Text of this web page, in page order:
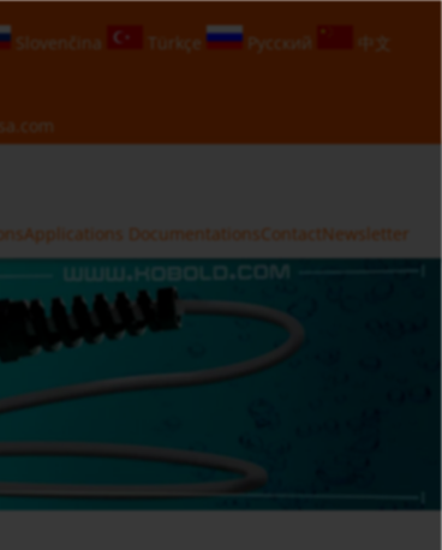
Slovenčina Türkçe Русский
中文
Applications Documentations ContactNewsletter